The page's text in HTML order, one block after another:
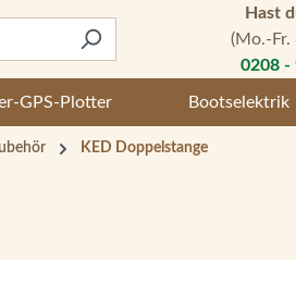
Hast
(Mo.-Fr.
0208 -
GPS-Plotter Bootselektrik
KED Doppelstange